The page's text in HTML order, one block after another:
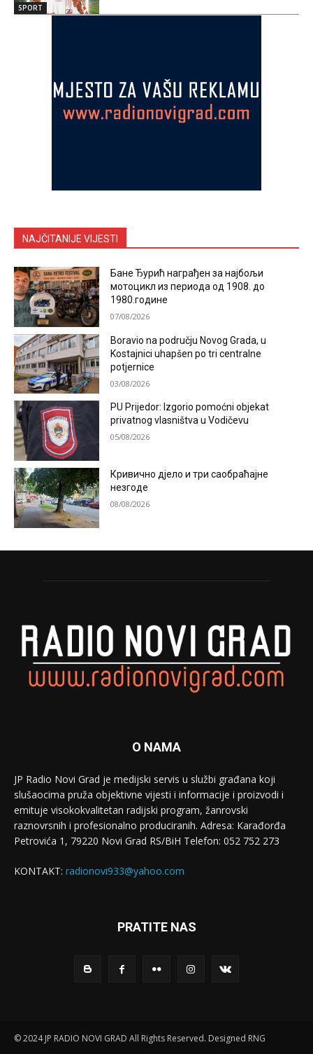
SPORT
NAJČITANIJE VIJESTI
Бане Ђурић награђен за најбољи
мотоцикл из периода од 1908. до
1980.године
07/08/2026
Boravio na području Novog Grada, u
Kostajnici uhapšen po tri centralne
potjernice
03/08/2026
PU Prijedor: Izgorio pomoćni objekat
privatnog vlasništva u Vodičevu
05/08/2026
Кривично дјело и три саобраћајне
незгоде
08/08/2026
O NAMA
JP Radio Novi Grad je medijski servis u službi građana koji
slušaocima pruža objektivne vijesti i informacije i proizvodi i
emituje visokokvalitetan radijski program, žanrovski
raznovrsnih i profesionalno produciranih. Adresa: Кarađorđa
Petrovića 1, 79220 Novi Grad RS/BiH Telefon: 052 752 273
KONTAKT: radionovi933@yahoo.com
PRATITE NAS
© 2024 JP RADIO NOVI GRAD All Rights Reserved. Designed RNG